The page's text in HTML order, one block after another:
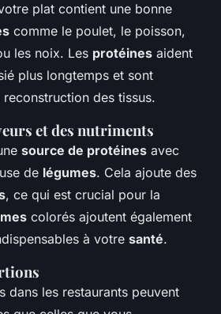
plat contient une bonne
comme le poulet, le poisson,
les noix. Les protéines aident
plus longtemps et sont
des tissus.
et des nutriments
source de protéines avec
de légumes. Cela ajoute des
, ce qui est crucial pour la
colorés ajoutent également
à votre santé.
dans les restaurants peuvent